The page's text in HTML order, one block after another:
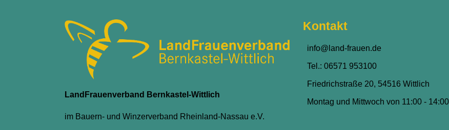
LandFrauenverband Bernkastel-Wittlich
im Bauern- und Winzerverband Rheinland-Nassau e.V.
Kontakt
info@land-frauen.de
Tel.: 06571 953100
Friedrichstraße 20, 54516 Wittlich
Montag und Mittwoch von 11:00 -